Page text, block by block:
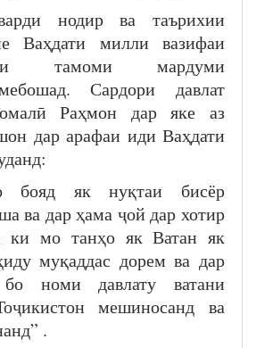
нодир ва таърихии
Ваҳдати милли вазифаи
тамоми мардуми
Сардори давлат
Раҳмон дар яке аз
дар арафаи иди Ваҳдати
як нуқтаи бисёр
ва дар ҳама ҷой дар хотир
ки мо танҳо як Ватан як
муқаддас дорем ва дар
номи давлату ватани
мешиносанд ва
.